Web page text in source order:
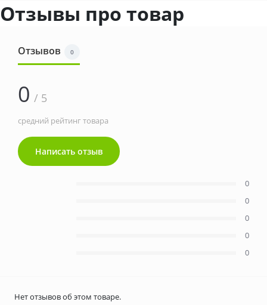
Отзывы про товар
Отзывов 0
0 / 5
средний рейтинг товара
Написать отзыв
0
0
0
0
0
Нет отзывов об этом товаре.